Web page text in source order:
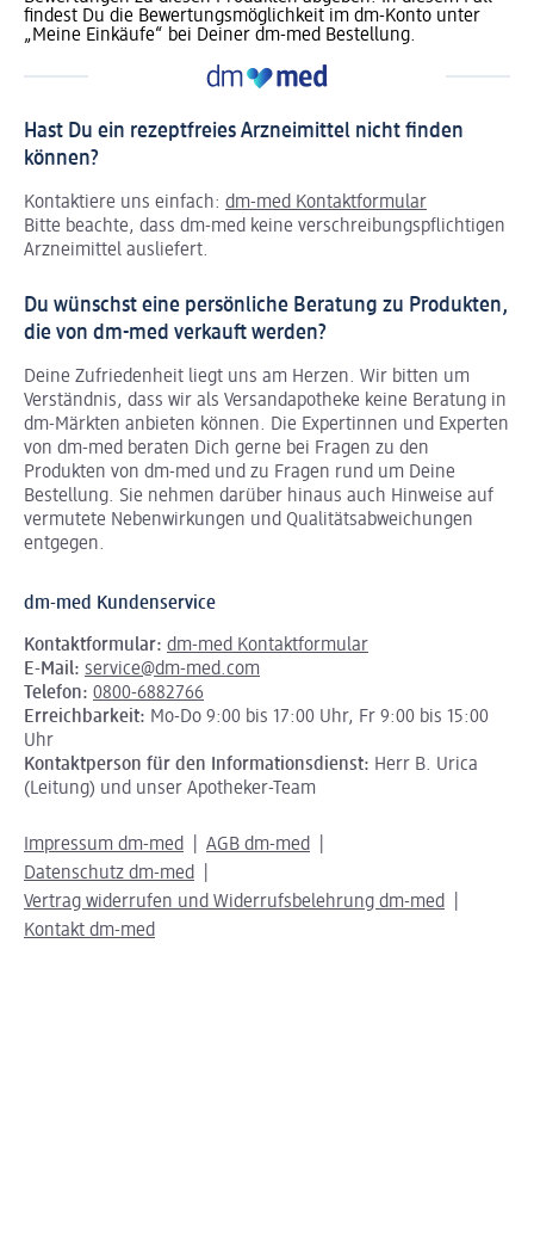
findest Du die Bewertungsmöglichkeit im dm-Konto unter
„Meine Einkäufe“ bei Deiner dm-med Bestellung.
Hast Du ein rezeptfreies Arzneimittel nicht finden
können?
Kontaktiere uns einfach: dm-med Kontaktformular
Bitte beachte, dass dm-med keine verschreibungspflichtigen
Arzneimittel ausliefert.
Du wünschst eine persönliche Beratung zu Produkten,
die von dm-med verkauft werden?
Deine Zufriedenheit liegt uns am Herzen. Wir bitten um
Verständnis, dass wir als Versandapotheke keine Beratung in
dm-Märkten anbieten können. Die Expertinnen und Experten
von dm-med beraten Dich gerne bei Fragen zu den
Produkten von dm-med und zu Fragen rund um Deine
Bestellung. Sie nehmen darüber hinaus auch Hinweise auf
vermutete Nebenwirkungen und Qualitätsabweichungen
entgegen.
dm-med Kundenservice
Kontaktformular: dm-med Kontaktformular
E-Mail: service@dm-med.com
Telefon: 0800-6882766
Erreichbarkeit: Mo-Do 9:00 bis 17:00 Uhr, Fr 9:00 bis 15:00
Uhr
Kontaktperson für den Informationsdienst: Herr B. Urica
(Leitung) und unser Apotheker-Team
Impressum dm-med
AGB dm-med
Datenschutz dm-med
Vertrag widerrufen und Widerrufsbelehrung dm-med
Kontakt dm-med